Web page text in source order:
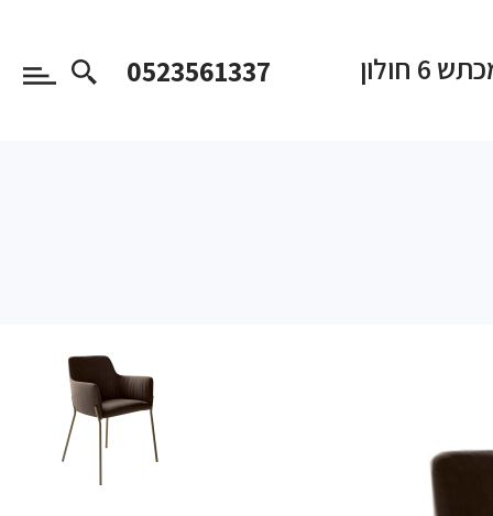
0523561337 6 חולון